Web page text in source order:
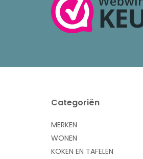
Categoriën
MERKEN
WONEN
KOKEN EN TAFELEN